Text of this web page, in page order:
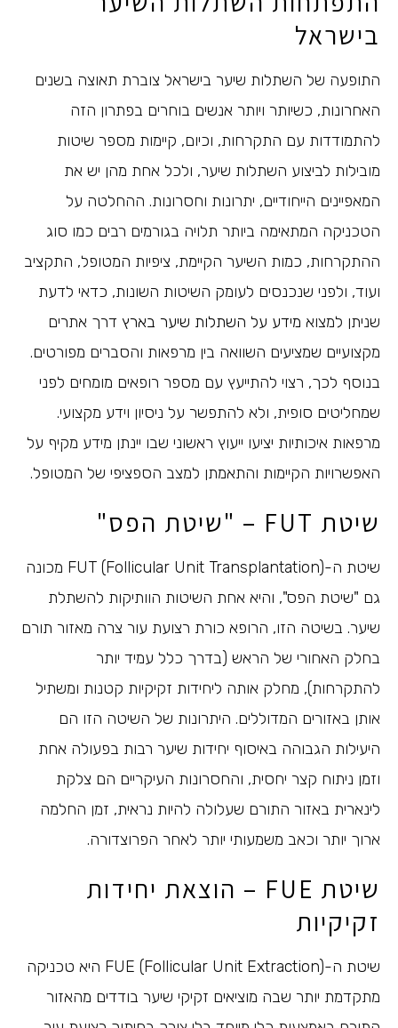
בישראל
התופעה של השתלות שיער בישראל צוברת תאוצה בשנים
האחרונות, כשיותר ויותר אנשים בוחרים בפתרון הזה
להתמודדות עם התקרחות, וכיום, קיימות מספר שיטות
מובילות לביצוע השתלות שיער, ולכל אחת מהן יש את
המאפיינים הייחודיים, יתרונות וחסרונות. ההחלטה על
הטכניקה המתאימה ביותר תלויה בגורמים רבים כמו סוג
ההתקרחות, כמות השיער הקיימת, ציפיות המטופל, התקציב
ועוד, ולפני שנכנסים לעומק השיטות השונות, כדאי לדעת
שניתן למצואמידע על השתלות שיער בארץדרך אתרים
מקצועיים שמציעים השוואה בין מרפאות והסברים מפורטים.
בנוסף לכך, רצוי להתייעץ עם מספר רופאים מומחים לפני
שמחליטים סופית, ולא להתפשר על ניסיון וידע מקצועי.
מרפאות איכותיות יציעו ייעוץ ראשוני שבו יינתן מידע מקיף על
האפשרויות הקיימות והתאמתן למצב הספציפי של המטופל.
שיטת FUT – "שיטת הפס"
שיטת ה-FUT (Follicular Unit Transplantation) מכונה
גם "שיטת הפס", והיא אחת השיטות הוותיקות להשתלת
שיער. בשיטה הזו, הרופא כורת רצועת עור צרה מאזור תורם
בחלק האחורי של הראש (בדרך כלל עמיד יותר
להתקרחות), מחלק אותה ליחידות זקיקיות קטנות ומשתיל
אותן באזורים המדוללים. היתרונות של השיטה הזו הם
היעילות הגבוהה באיסוף יחידות שיער רבות בפעולה אחת
וזמן ניתוח קצר יחסית, והחסרונות העיקריים הם צלקת
לינארית באזור התורם שעלולה להיות נראית, זמן החלמה
ארוך יותר וכאב משמעותי יותר לאחר הפרוצדורה.
שיטת FUE – הוצאת יחידות
זקיקיות
שיטת ה-FUE (Follicular Unit Extraction) היא טכניקה
מתקדמת יותר שבה מוציאים זקיקי שיער בודדים מהאזור